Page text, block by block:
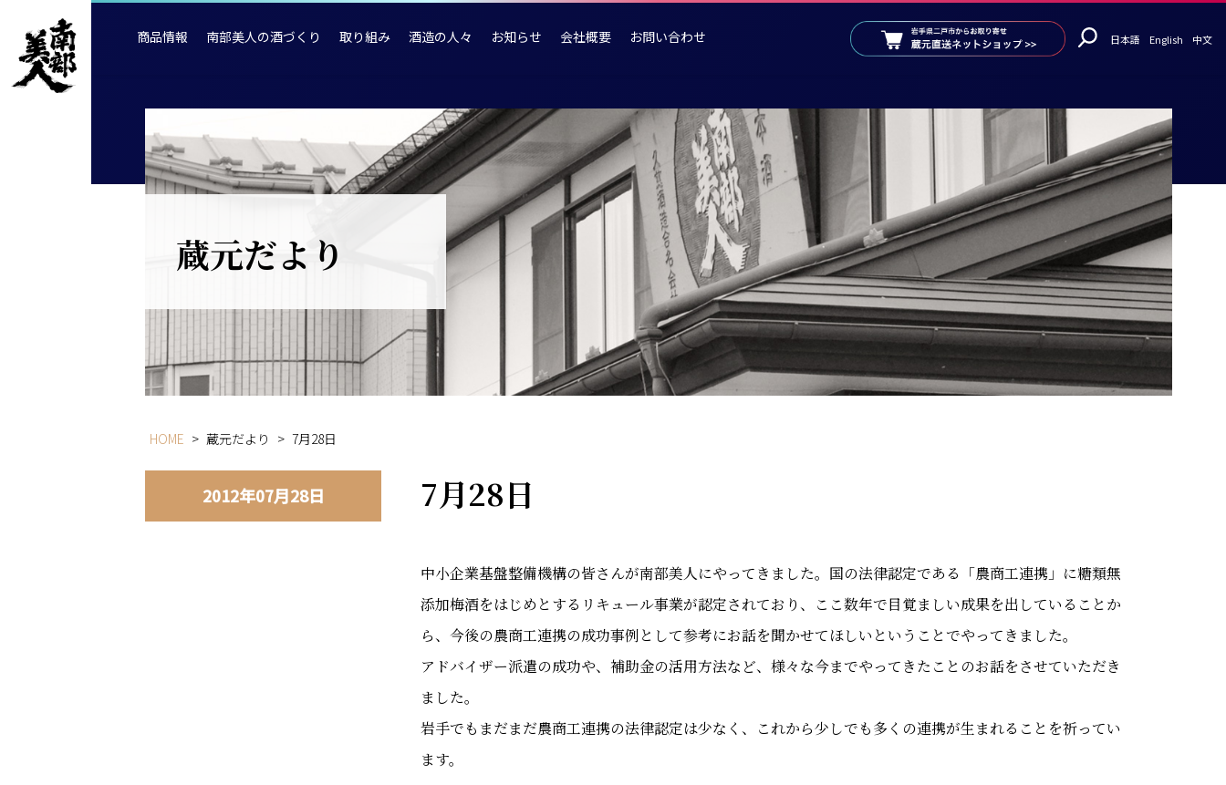
商品情報 南部美人の酒づくり 取り組み 酒造の人々 お知らせ 会社概要 お問い合わせ 日本語 English 中文
蔵元だより
HOME > 蔵元だより > 7月28日
2012年07月28日 7月28日
中小企業基盤整備機構の皆さんが南部美人にやってきました。国の法律認定である「農商工連携」に糖類無
添加梅酒をはじめとするリキュール事業が認定されており、ここ数年で目覚ましい成果を出していることか
ら、今後の農商工連携の成功事例として参考にお話を聞かせてほしいということでやってきました。
アドバイザー派遣の成功や、補助金の活用方法など、様々な今までやってきたことのお話をさせていただき
ました。
岩手でもまだまだ農商工連携の法律認定は少なく、これから少しでも多くの連携が生まれることを祈ってい
ます。